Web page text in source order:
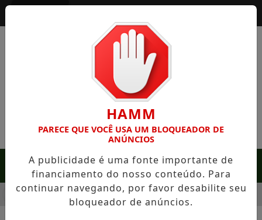
MENU
SERRA NEGRA: FAZENDA COM 488 HECTARES UNE ALTA
HAMM
PARECE QUE VOCÊ USA UM BLOQUEADOR DE
ANÚNCIOS
A publicidade é uma fonte importante de
financiamento do nosso conteúdo. Para
continuar navegando, por favor desabilite seu
bloqueador de anúncios.